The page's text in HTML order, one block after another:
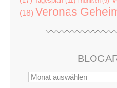
(18) Veronas